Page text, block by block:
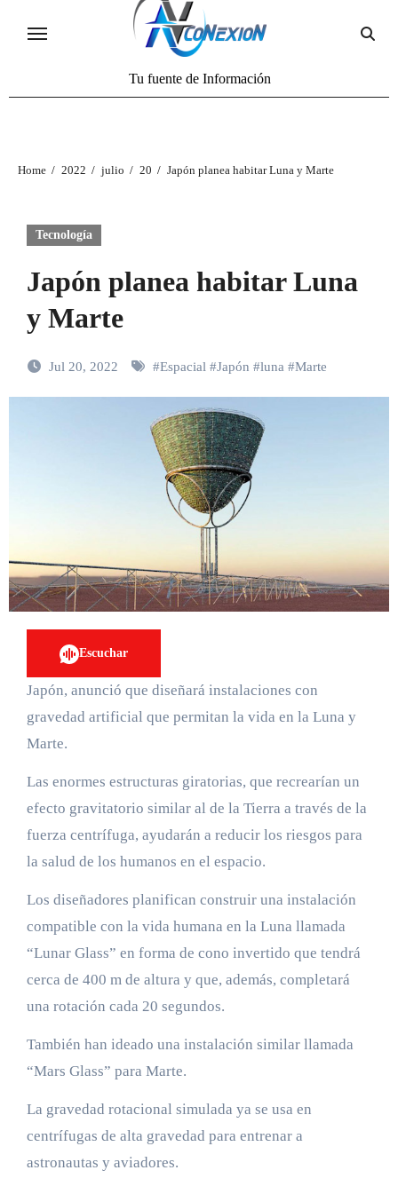
Tu fuente de Información
Home 2022 julio 20 Japón planea habitar Luna y Marte
Tecnología
Japón planea habitar Luna
y Marte
Jul 20, 2022 #Espacial#Japón #luna#Marte
Escuchar
Japón, anunció que diseñará instalaciones con
gravedad artificial que permitan la vida en la Luna y
Marte.
Las enormes estructuras giratorias, que recrearían un
efecto gravitatorio similar al de la Tierra a través de la
fuerza centrífuga, ayudarán a reducir los riesgos para
la salud de los humanos en el espacio.
Los diseñadores planifican construir una instalación
compatible con la vida humana en la Luna llamada
“Lunar Glass” en forma de cono invertido que tendrá
cerca de 400 m de altura y que, además, completará
una rotación cada 20 segundos.
También han ideado una instalación similar llamada
“Mars Glass” para Marte.
La gravedad rotacional simulada ya se usa en
centrífugas de alta gravedad para entrenar a
astronautas y aviadores.